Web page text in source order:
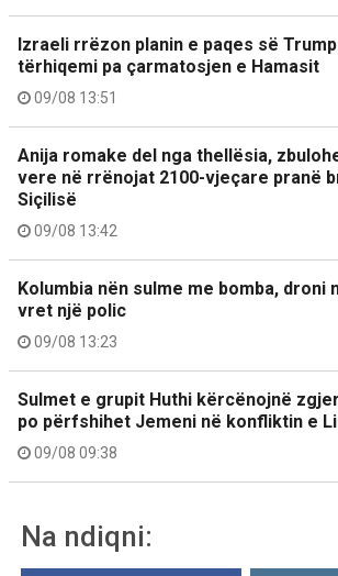
Izraeli rrëzon planin e paqes së
tërhiqemi pa çarmatosjen e Hamasit
09/08 13:51
Anija romake del nga thellësia,
vere në rrënojat 2100-vjeçare pranë
Siçilisë
09/08 13:42
Kolumbia nën sulme me bomba, droni
vret një polic
09/08 13:23
Sulmet e grupit Huthi kërcënojnë
po përfshihet Jemeni në konfliktin e
09/08 09:38
Na ndiqni: